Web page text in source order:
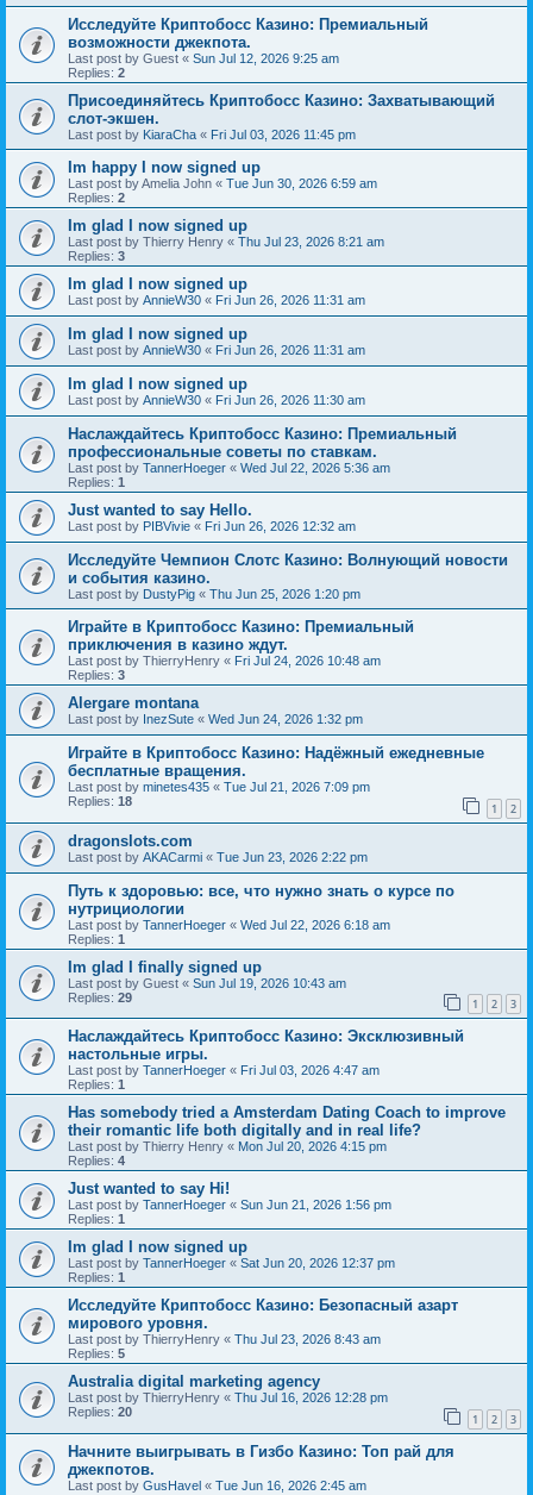
Исследуйте Криптобосс Казино: Премиальный
возможности джекпота.
Last post by Guest « Sun Jul 12, 2026 9:25 am
Replies: 2
Присоединяйтесь Криптобосс Казино: Захватывающий
слот-экшен.
Last post by KiaraCha « Fri Jul 03, 2026 11:45 pm
Im happy I now signed up
Last post byAmelia John « Tue Jun 30, 2026 6:59 am
Replies: 2
Im glad I now signed up
Last post by Thierry Henry « Thu Jul 23, 2026 8:21 am
Replies: 3
Im glad I now signed up
Last post by AnnieW30 « Fri Jun 26, 2026 11:31 am
Im glad I now signed up
Last post by AnnieW30 « Fri Jun 26, 2026 11:31 am
Im glad I now signed up
Last post by AnnieW30 « Fri Jun 26, 2026 11:30 am
Наслаждайтесь Криптобосс Казино: Премиальный
профессиональные советы по ставкам.
Last post by TannerHoeger « Wed Jul 22, 2026 5:36 am
Replies: 1
Just wanted to say Hello.
Last post by PIBVivie « Fri Jun 26, 2026 12:32 am
Исследуйте Чемпион Слотс Казино: Волнующий новости
и события казино.
Last post by DustyPig « Thu Jun 25, 2026 1:20 pm
Играйте в Криптобосс Казино: Премиальный
приключения в казино ждут.
Last post by ThierryHenry « Fri Jul 24, 2026 10:48 am
Replies: 3
Alergare montana
Last post by InezSute « Wed Jun 24, 2026 1:32 pm
Играйте в Криптобосс Казино: Надёжный ежедневные
бесплатные вращения.
Last post by minetes435 « Tue Jul 21, 2026 7:09 pm
Replies: 18 1 2
dragonslots.com
Last post by AKACarmi « Tue Jun 23, 2026 2:22 pm
Путь к здоровью: все, что нужно знать о курсе по
нутрициологии
Last post by TannerHoeger « Wed Jul 22, 2026 6:18 am
Replies: 1
Im glad I finally signed up
Last post by Guest « Sun Jul 19, 2026 10:43 am
Replies: 29 1 2 3
Наслаждайтесь Криптобосс Казино: Эксклюзивный
настольные игры.
Last post by TannerHoeger « Fri Jul 03, 2026 4:47 am
Replies: 1
Has somebody tried a Amsterdam Dating Coach to improve
their romantic life both digitally and in real life?
Last post by Thierry Henry « Mon Jul 20, 2026 4:15 pm
Replies: 4
Just wanted to say Hi!
Last post by TannerHoeger « Sun Jun 21, 2026 1:56 pm
Replies: 1
Im glad I now signed up
Last post by TannerHoeger « Sat Jun 20, 2026 12:37 pm
Replies: 1
Исследуйте Криптобосс Казино: Безопасный азарт
мирового уровня.
Last post by ThierryHenry « Thu Jul 23, 2026 8:43 am
Replies: 5
Australia digital marketing agency
Last post by ThierryHenry « Thu Jul 16, 2026 12:28 pm
Replies: 20 1 2 3
Начните выигрывать в Гизбо Казино: Топ рай для
джекпотов.
Last post by GusHavel « Tue Jun 16, 2026 2:45 am